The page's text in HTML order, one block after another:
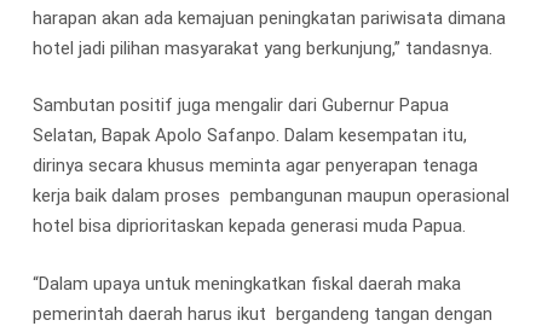
harapan akan ada kemajuan peningkatan pariwisata dimana
hotel jadi pilihan masyarakat yang berkunjung,” tandasnya.
Sambutan positif juga mengalir dari Gubernur Papua
Selatan, Bapak Apolo Safanpo. Dalam kesempatan itu,
dirinya secara khusus meminta agar penyerapan tenaga
kerja baik dalam proses pembangunan maupun operasional
hotel bisa diprioritaskan kepada generasi muda Papua.
“Dalam upaya untuk meningkatkan fiskal daerah maka
pemerintah daerah harus ikut bergandeng tangan dengan